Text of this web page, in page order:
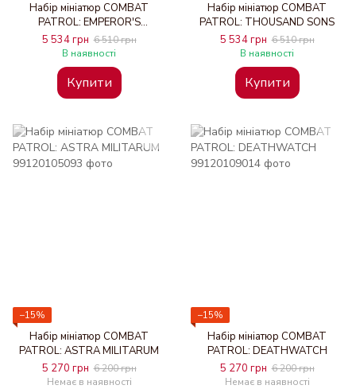
Набір мініатюр COMBAT
PATROL: EMPEROR'S
CHILDREN
5 534 грн 6 510 грн
В наявності
Купити
Набір мініатюр COMBAT
PATROL: THOUSAND SONS
5 534 грн 6 510 грн
В наявності
Купити
−15%
Набір мініатюр COMBAT
PATROL: ASTRA MILITARUM
5 270 грн 6 200 грн
Немає в наявності
−15%
Набір мініатюр COMBAT
PATROL: DEATHWATCH
5 270 грн 6 200 грн
Немає в наявності